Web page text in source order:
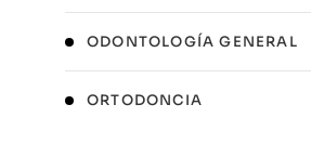
ODONTOLOGÍA GENERAL
ORTODONCIA